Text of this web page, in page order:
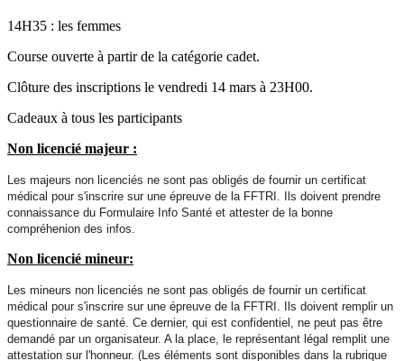
14H35 : les femmes
Course ouverte à partir de la catégorie cadet.
Clôture des inscriptions le vendredi 14 mars à 23H00.
Cadeaux à tous les participants
Non licencié majeur :
Les majeurs non licenciés ne sont pas obligés de fournir un certificat
médical pour s'inscrire sur une épreuve de la FFTRI. Ils doivent prendre
connaissance du Formulaire Info Santé et attester de la bonne
compréhenion des infos.
Non licencié mineur:
Les mineurs non licenciés ne sont pas obligés de fournir un certificat
médical pour s'inscrire sur une épreuve de la FFTRI. Ils doivent remplir un
questionnaire de santé. Ce dernier, qui est confidentiel, ne peut pas être
demandé par un organisateur. A la place, le représentant légal remplit une
attestation sur l'honneur. (Les éléments sont disponibles dans la rubrique